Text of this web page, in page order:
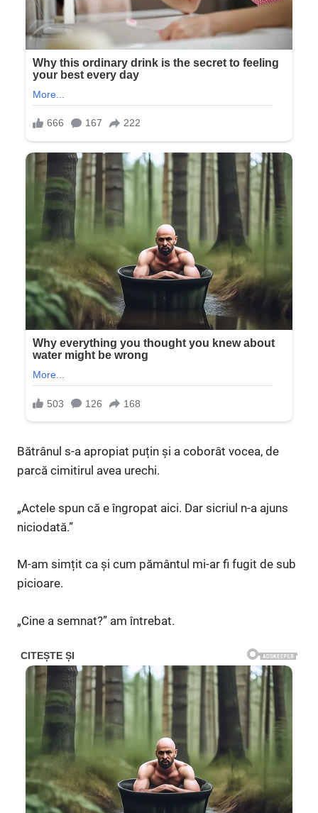
Bătrânul s-a apropiat puțin și a coborât vocea, de
parcă cimitirul avea urechi.
„Actele spun că e îngropat aici. Dar sicriul n-a ajuns
niciodată.”
M-am simțit ca și cum pământul mi-ar fi fugit de sub
picioare.
„Cine a semnat?” am întrebat.